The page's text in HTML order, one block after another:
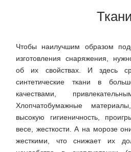
Ткани
Чтобы наилучшим образом
изготовления снаряжения,
об их свойствах. И здесь
синтетические ткани в
качествами,
Хлопчатобумажные
высокую гигиеничность,
весе, жесткости. А на морозе
жесткими, что снижает их